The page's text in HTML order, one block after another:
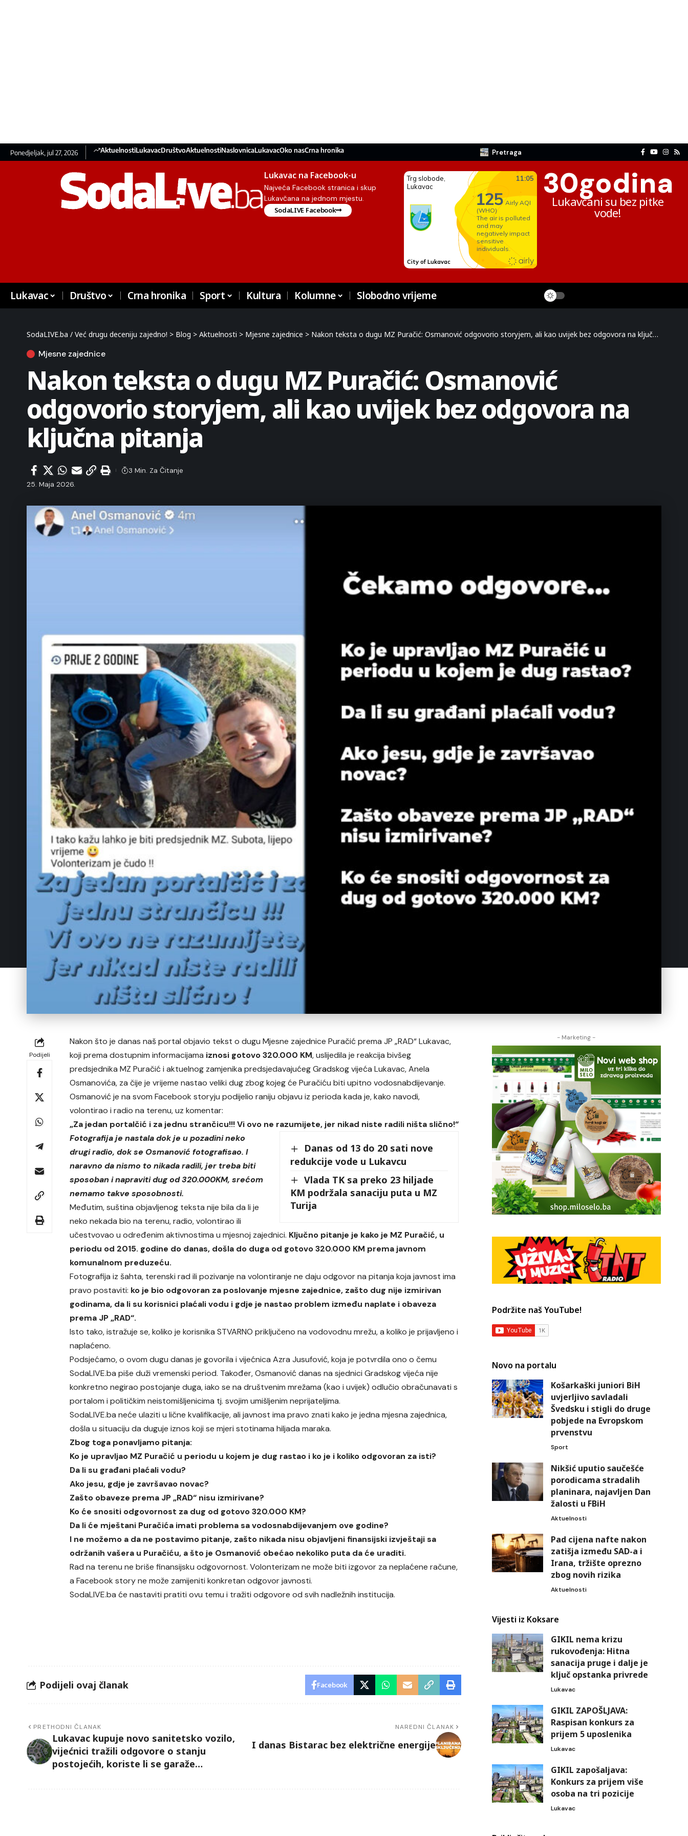
Ponedjeljak, jul 27, 2026 AktuelnostiLukavacDruštvoAktuelnostiNaslovnicaLukavacOko nasCrna hronika Pretraga
Lukavac na Facebook-u
Najveća Facebook stranica i skup
Lukavčana na jednom mjestu.
SodaLIVE Facebook
30godina
Lukavčani su bez pitke
vode!
Lukavac Društvo Crna hronika Sport Kultura Kolumne Slobodno vrijeme
SodaLIVE.ba / Već drugu deceniju zajedno! > Blog > Aktuelnosti > Mjesne zajednice > Nakon teksta o dugu MZ Puračić: Osmanović odgovorio storyjem, ali kao uvijek bez odgovora na ključna pitanja
Mjesne zajednice
Nakon teksta o dugu MZ Puračić: Osmanović
odgovorio storyjem, ali kao uvijek bez odgovora na
ključna pitanja
25. Maja 2026.
3 Min. Za Čitanje
Podijeli
Nakon što je danas naš portal objavio tekst o dugu Mjesne zajednice Puračić prema JP „RAD“ Lukavac,
koji prema dostupnim informacijama iznosi gotovo 320.000 KM, uslijedila je reakcija bivšeg
predsjednika MZ Puračić i aktuelnog zamjenika predsjedavajućeg Gradskog vijeća Lukavac, Anela
Osmanovića, za čije je vrijeme nastao veliki dug zbog kojeg će Puračiću biti upitno vodosnabdijevanje.
Osmanović je na svom Facebook storyju podijelio raniju objavu iz perioda kada je, kako navodi,
volontirao i radio na terenu, uz komentar:
„Za jedan portalčić i za jednu strančicu!!! Vi ovo ne razumijete, jer nikad niste radili ništa slično!“
Danas od 13 do 20 sati nove
redukcije vode u Lukavcu
Vlada TK sa preko 23 hiljade
KM podržala sanaciju puta u MZ
Turija
Fotografija je nastala dok je u pozadini neko
drugi radio, dok se Osmanović fotografisao. I
naravno da nismo to nikada radili, jer treba biti
sposoban i napraviti dug od 320.000KM, srećom
nemamo takve sposobnosti.
Međutim, suština objavljenog teksta nije bila da li je
neko nekada bio na terenu, radio, volontirao ili
učestvovao u određenim aktivnostima u mjesnoj zajednici. Ključno pitanje je kako je MZ Puračić, u
periodu od 2015. godine do danas, došla do duga od gotovo 320.000 KM prema javnom
komunalnom preduzeću.
Fotografija iz šahta, terenski rad ili pozivanje na volontiranje ne daju odgovor na pitanja koja javnost ima
pravo postaviti: ko je bio odgovoran za poslovanje mjesne zajednice, zašto dug nije izmirivan
godinama, da li su korisnici plaćali vodu i gdje je nastao problem između naplate i obaveza
prema JP „RAD“.
Isto tako, istražuje se, koliko je korisnika STVARNO priključeno na vodovodnu mrežu, a koliko je prijavljeno i
naplaćeno.
Podsjećamo, o ovom dugu danas je govorila i vijećnica Azra Jusufović, koja je potvrdila ono o čemu
SodaLIVE.ba piše duži vremenski period. Također, Osmanović danas na sjednici Gradskog vijeća nije
konkretno negirao postojanje duga, iako se na društvenim mrežama (kao i uvijek) odlučio obračunavati s
portalom i političkim neistomišljenicima tj. svojim umišljenim neprijateljima.
SodaLIVE.ba neće ulaziti u lične kvalifikacije, ali javnost ima pravo znati kako je jedna mjesna zajednica,
došla u situaciju da duguje iznos koji se mjeri stotinama hiljada maraka.
Zbog toga ponavljamo pitanja:
Ko je upravljao MZ Puračić u periodu u kojem je dug rastao i ko je i koliko odgovoran za isti?
Da li su građani plaćali vodu?
Ako jesu, gdje je završavao novac?
Zašto obaveze prema JP „RAD“ nisu izmirivane?
Ko će snositi odgovornost za dug od gotovo 320.000 KM?
Da li će mještani Puračića imati problema sa vodosnabdijevanjem ove godine?
I ne možemo a da ne postavimo pitanje, zašto nikada nisu objavljeni finansijski izvještaji sa
održanih vašera u Puračiću, a što je Osmanović obećao nekoliko puta da će uraditi.
Rad na terenu ne briše finansijsku odgovornost. Volonterizam ne može biti izgovor za neplaćene račune,
a Facebook story ne može zamijeniti konkretan odgovor javnosti.
SodaLIVE.ba će nastaviti pratiti ovu temu i tražiti odgovore od svih nadležnih institucija.
Podijeli ovaj članak Facebook
PRETHODNI ČLANAK
Lukavac kupuje novo sanitetsko vozilo,
vijećnici tražili odgovore o stanju
postojećih, koriste li se garaže…
NAREDNI ČLANAK
I danas Bistarac bez električne energije
- Marketing -
Podržite naš YouTube!
Novo na portalu
Košarkaški juniori BiH
uvjerljivo savladali
Švedsku i stigli do druge
pobjede na Evropskom
prvenstvu
Sport
Nikšić uputio saučešće
porodicama stradalih
planinara, najavljen Dan
žalosti u FBiH
Aktuelnosti
Pad cijena nafte nakon
zatišja između SAD-a i
Irana, tržište oprezno
zbog novih rizika
Aktuelnosti
Vijesti iz Koksare
GIKIL nema krizu
rukovođenja: Hitna
sanacija pruge i dalje je
ključ opstanka privrede
Lukavac
GIKIL ZAPOŠLJAVA:
Raspisan konkurs za
prijem 5 uposlenika
Lukavac
GIKIL zapošaljava:
Konkurs za prijem više
osoba na tri pozicije
Lukavac